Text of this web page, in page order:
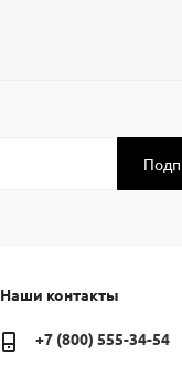
Наши контакты
+7 (800) 555-34-54